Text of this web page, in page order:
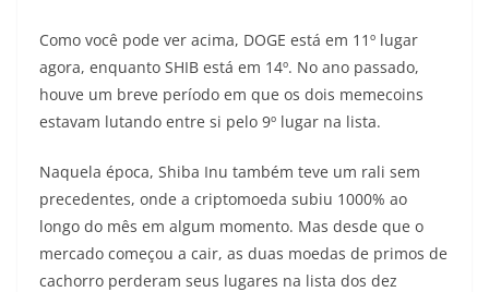
Como você pode ver acima, DOGE está em 11º lugar
agora, enquanto SHIB está em 14º. No ano passado,
houve um breve período em que os dois memecoins
estavam lutando entre si pelo 9º lugar na lista.
Naquela época, Shiba Inu também teve um rali sem
precedentes, onde a criptomoeda subiu 1000% ao
longo do mês em algum momento. Mas desde que o
mercado começou a cair, as duas moedas de primos de
cachorro perderam seus lugares na lista dos dez